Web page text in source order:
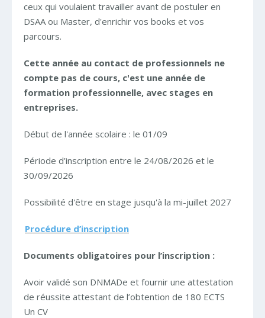
ceux qui voulaient travailler avant de postuler en
DSAA ou Master, d'enrichir vos books et vos
parcours.
Cette année au contact de professionnels ne
compte pas de cours, c'est une année de
formation professionnelle, avec stages en
entreprises.
Début de l'année scolaire : le 01/09
Période d’inscription entre le 24/08/2026 et le
30/09/2026
Possibilité d'être en stage jusqu'à la mi-juillet 2027
Procédure d’inscription
Documents obligatoires pour l’inscription :
Avoir validé son DNMADe et fournir une attestation
de réussite attestant de l’obtention de 180 ECTS
Un CV